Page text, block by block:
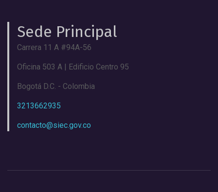
Sede Principal
Carrera 11 A #94A-56
Oficina 503 A | Edificio Centro 95
Bogotá D.C. - Colombia
3213662935
contacto@siec.gov.co